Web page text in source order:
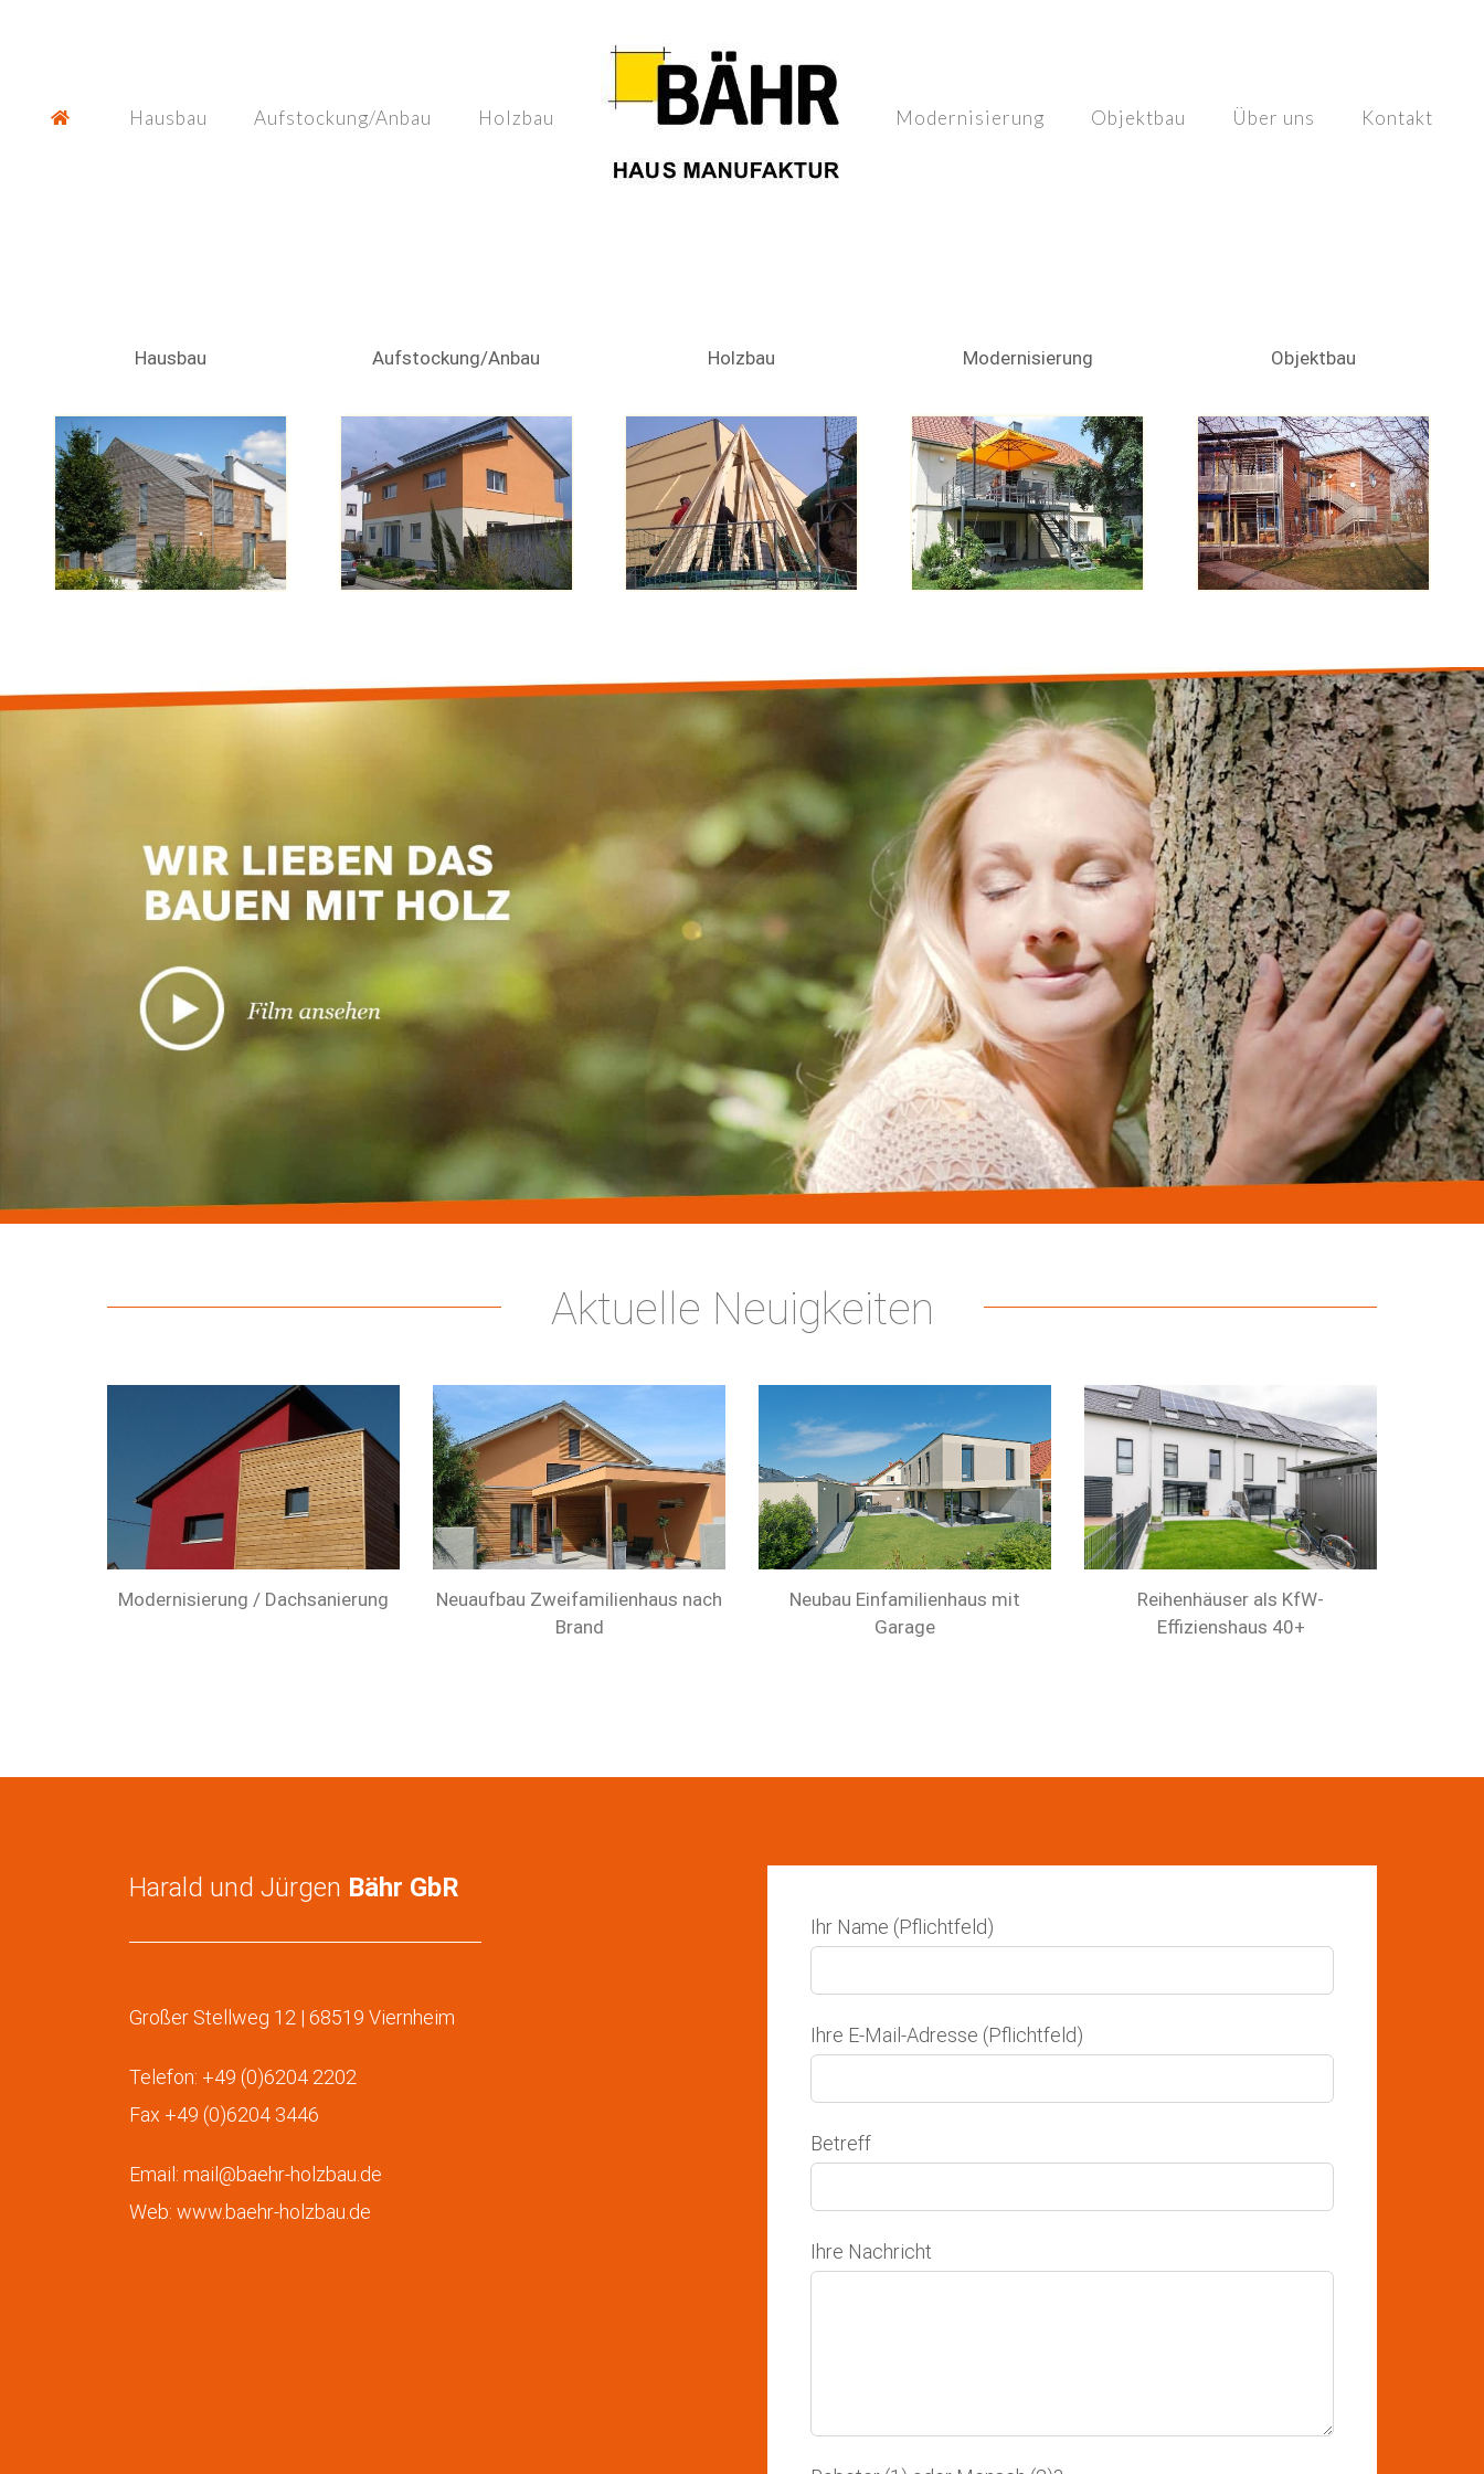
Hausbau
Aufstockung/Anbau Holzbau Modernisierung Objektbau Über uns Kontakt
Hausbau Aufstockung/Anbau Holzbau Modernisierung Objektbau
Aktuelle Neuigkeiten
Modernisierung / Dachsanierung
Neuaufbau Zweifamilienhaus nach
Brand
Neubau Einfamilienhaus mit
Garage
Reihenhäuser als KfW-
Effizienshaus 40+
Harald und Jürgen Bähr GbR
Großer Stellweg 12 | 68519 Viernheim
Telefon: +49 (0)6204 2202
Fax +49 (0)6204 3446
Email: mail@baehr-holzbau.de
Web: www.baehr-holzbau.de
Ihr Name (Pflichtfeld)
Ihre E-Mail-Adresse (Pflichtfeld)
Betreff
Ihre Nachricht